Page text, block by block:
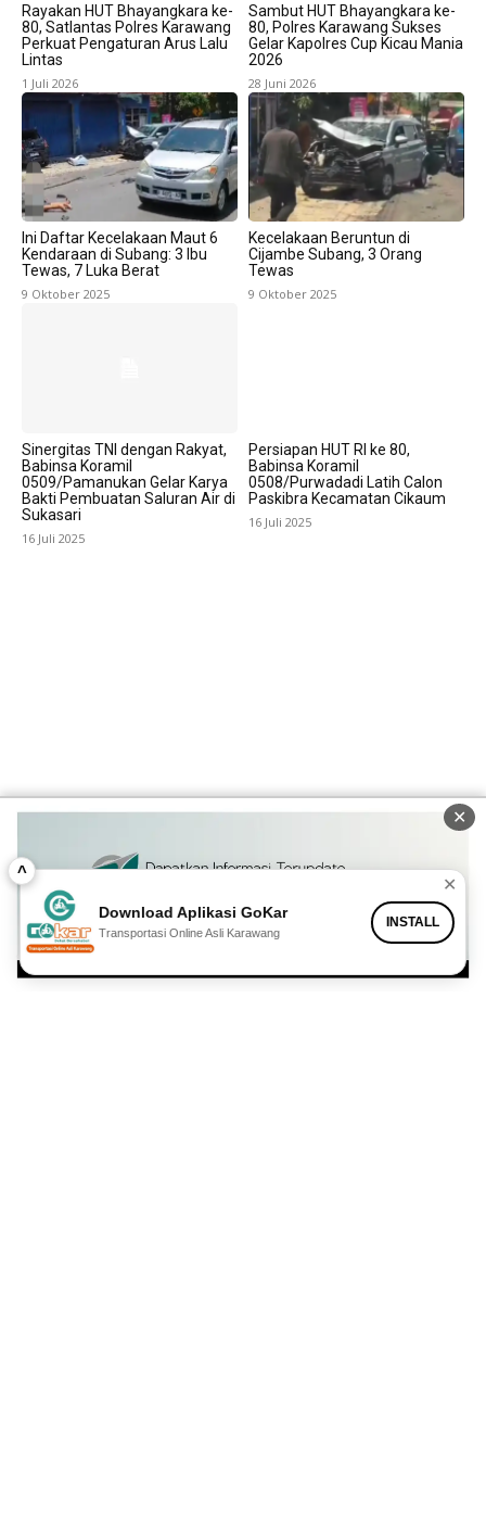
Rayakan HUT Bhayangkara ke-
80, Satlantas Polres Karawang
Perkuat Pengaturan Arus Lalu
Lintas
1 Juli 2026
Sambut HUT Bhayangkara ke-
80, Polres Karawang Sukses
Gelar Kapolres Cup Kicau Mania
2026
28 Juni 2026
Ini Daftar Kecelakaan Maut 6
Kendaraan di Subang: 3 Ibu
Tewas, 7 Luka Berat
9 Oktober 2025
Kecelakaan Beruntun di
Cijambe Subang, 3 Orang
Tewas
9 Oktober 2025
Sinergitas TNI dengan Rakyat,
Babinsa Koramil
0509/Pamanukan Gelar Karya
Bakti Pembuatan Saluran Air di
Sukasari
16 Juli 2025
Persiapan HUT RI ke 80,
Babinsa Koramil
0508/Purwadadi Latih Calon
Paskibra Kecamatan Cikaum
16 Juli 2025
✕
^
✕
Download Aplikasi GoKar
Transportasi Online Asli Karawang
INSTALL